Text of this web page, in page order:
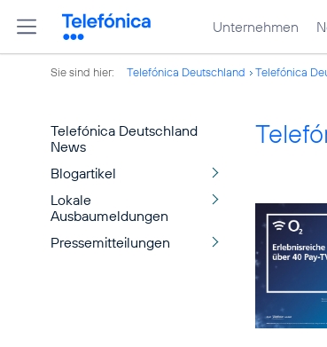
Unternehmen
Sie sind hier: Telefónica Deutschland Telefónica
Telefónica Deutschland
News
Blogartikel
Lokale
Ausbaumeldungen
Pressemitteilungen